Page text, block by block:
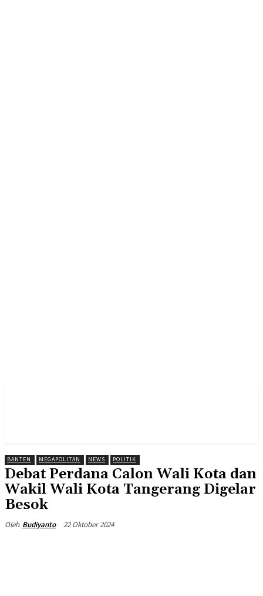
BANTEN MEGAPOLITAN NEWS POLITIK
Debat Perdana Calon Wali Kota dan
Wakil Wali Kota Tangerang Digelar
Besok
Oleh Budiyanto 22 Oktober 2024